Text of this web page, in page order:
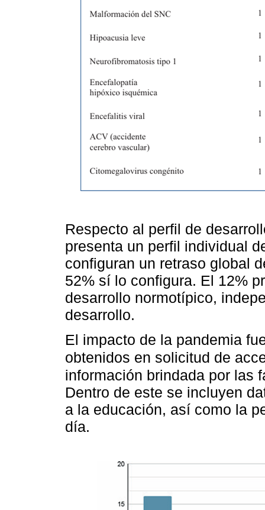
Respecto al perfil de
presenta un perfil individual
configuran un retraso global
52% sí lo configura. El 12%
desarrollo normotípico,
desarrollo.
El impacto de la pandemia
obtenidos en solicitud de
información brindada por las
Dentro de este se incluyen
a la educación, así como la
día.